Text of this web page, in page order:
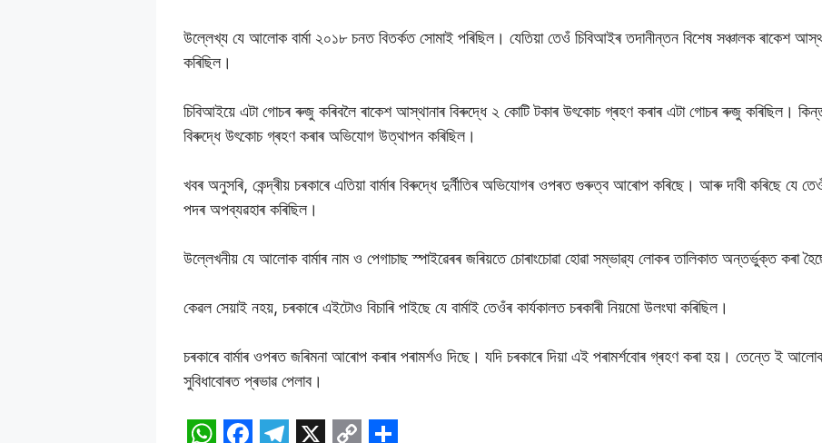
উল্লেখ্য যে আলোক বাৰ্মা ২০১৮ চনত বিতৰ্কত সোমাই পৰিছিল। যেতিয়া তেওঁ চিবিআইৰ তদানীন্তন বিশেষ সঞ্চালক ৰাকেশ
কৰিছিল।
চিবিআইয়ে এটা গোচৰ ৰুজু কৰিবলৈ ৰাকেশ আস্থানাৰ বিৰুদ্ধে ২ কোটি টকাৰ উৎকোচ গ্ৰহণ কৰাৰ এটা গোচৰ ৰুজু কৰিছিল।
বিৰুদ্ধে উৎকোচ গ্ৰহণ কৰাৰ অভিযোগ উত্থাপন কৰিছিল।
খবৰ অনুসৰি, কেন্দ্ৰীয় চৰকাৰে এতিয়া বাৰ্মাৰ বিৰুদ্ধে দুৰ্নীতিৰ অভিযোগৰ ওপৰত গুৰুত্ব আৰোপ কৰিছে। আৰু দাবী কৰিছে যে
পদৰ অপব্যৱহাৰ কৰিছিল।
উল্লেখনীয় যে আলোক বাৰ্মাৰ নাম ও পেগাচাছ স্পাইৱেৰৰ জৰিয়তে চোৰাংচোৱা হোৱা সম্ভাৱ্য লোকৰ তালিকাত অন্তৰ্ভুক্ত কৰা
কেৱল সেয়াই নহয়, চৰকাৰে এইটোও বিচাৰি পাইছে যে বাৰ্মাই তেওঁৰ কাৰ্যকালত চৰকাৰী নিয়মো উলংঘা কৰিছিল।
চৰকাৰে বাৰ্মাৰ ওপৰত জৰিমনা আৰোপ কৰাৰ পৰামৰ্শও দিছে। যদি চৰকাৰে দিয়া এই পৰামৰ্শবোৰ গ্ৰহণ কৰা হয়। তেন্তে ই
সুবিধাবোৰত প্ৰভাৱ পেলাব।